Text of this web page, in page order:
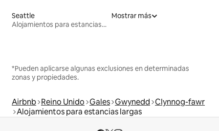
Seattle
Alojamientos para estancias largas
Mostrar más
*Pueden aplicarse algunas exclusiones en determinadas
zonas y propiedades.
Airbnb Reino Unido Gales Gwynedd Clynnog-fawr
Alojamientos para estancias largas